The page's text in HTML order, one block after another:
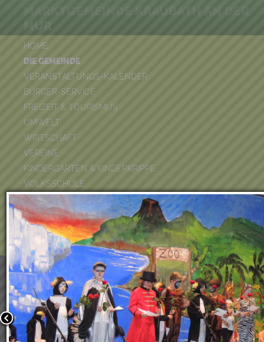
HOME
DIE GEMEINDE
VERANSTALTUNGS-KALENDER
BÜRGER-SERVICE
FREIZEIT & TOURISMUS
UMWELT
WIRTSCHAFT
VEREINE
KINDERGARTEN & KINDERKRIPPE
VOLKSSCHULE
BÜCHEREI
FEUERWEHR
DUATHLON 2026
POOLKALENDER
MUR
Wir verwenden Cookies, um unsere Webseite für Sie
benutzerfreundlich zu gestalten. Wenn Sie fortfahren,
an, dass Sie mit der Verwendung von Cookies auf
einverstanden sind.
Weitere Informationen:Datenschutzerklärung/Cookie-
Bestätigen